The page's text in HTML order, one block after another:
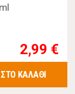
2,99 €
ΣΤΟ ΚΑΛΑΘΙ